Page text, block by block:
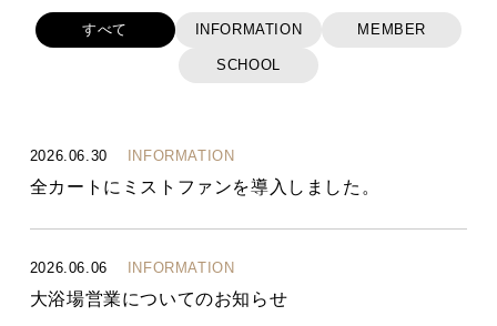
すべて INFORMATION MEMBER
SCHOOL
2026.06.30 INFORMATION
全カートにミストファンを導入しました。
2026.06.06 INFORMATION
大浴場営業についてのお知らせ